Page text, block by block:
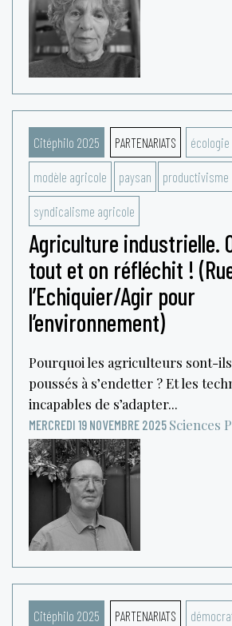
Citéphilo 2025 PARTENARIATS écologie
modèle agricole paysan productivisme
syndicalisme agricole
Agriculture industrielle.
tout et on réfléchit !
l’Echiquier/Agir pour
l’environnement)
Pourquoi les agriculteurs sont-
poussés à s’endetter ? Et les
incapables de s’adapter...
MERCREDI 19 NOVEMBRE 2025 Sciences
Citéphilo 2025 PARTENARIATS